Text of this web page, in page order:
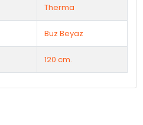
Therma
Buz Beyaz
120 cm.